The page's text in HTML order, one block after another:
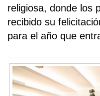
religiosa, donde los
recibido su
para el año que